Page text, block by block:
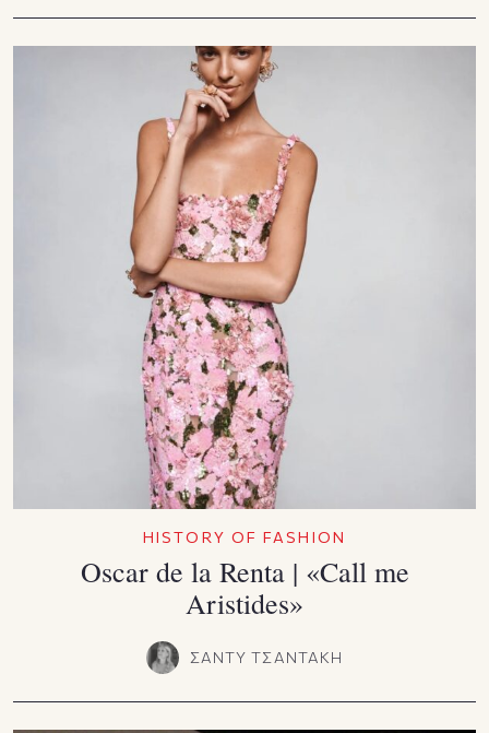
HISTORY OF FASHION
Oscar de la Renta | «Call me
Aristides»
ΣΑΝΤΥ ΤΣΑΝΤΑΚΗ